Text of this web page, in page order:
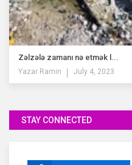
Zəlzələ zamanı nə etmək l...
Yazar Ramin July 4, 2023
STAY CONNECTED